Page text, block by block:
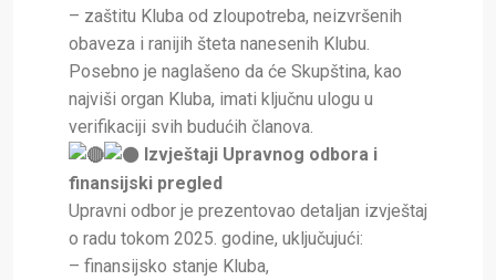
– zaštitu Kluba od zloupotreba, neizvršenih
obaveza i ranijih šteta nanesenih Klubu.
Posebno je naglašeno da će Skupština, kao
najviši organ Kluba, imati ključnu ulogu u
verifikaciji svih budućih članova.
Izvještaji Upravnog odbora i
finansijski pregled
Upravni odbor je prezentovao detaljan izvještaj
o radu tokom 2025. godine, uključujući:
– finansijsko stanje Kluba,